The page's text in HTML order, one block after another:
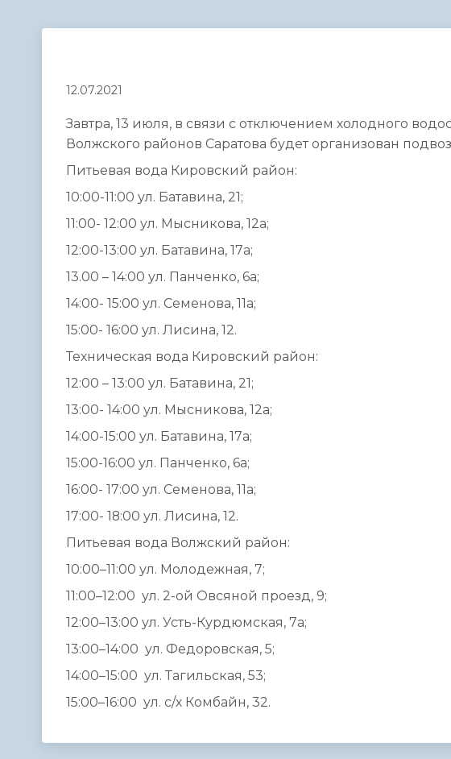
администрации
12.07.2021
Завтра, 13 июля, в связи с отключением холодного
Волжского районов Саратова будет организован
Питьевая вода Кировский район:
10:00-11:00 ул. Батавина, 21;
11:00- 12:00 ул. Мысникова, 12а;
12:00-13:00 ул. Батавина, 17а;
13.00 – 14:00 ул. Панченко, 6а;
14:00- 15:00 ул. Семенова, 11а;
15:00- 16:00 ул. Лисина, 12.
Техническая вода Кировский район:
12:00 – 13:00 ул. Батавина, 21;
13:00- 14:00 ул. Мысникова, 12а;
14:00-15:00 ул. Батавина, 17а;
15:00-16:00 ул. Панченко, 6а;
16:00- 17:00 ул. Семенова, 11а;
17:00- 18:00 ул. Лисина, 12.
Питьевая вода Волжский район:
10:00–11:00 ул. Молодежная, 7;
11:00–12:00 ул. 2-ой Овсяной проезд, 9;
12:00–13:00 ул. Усть-Курдюмская, 7а;
13:00–14:00 ул. Федоровская, 5;
14:00–15:00 ул. Тагильская, 53;
15:00–16:00 ул. с/х Комбайн, 32.